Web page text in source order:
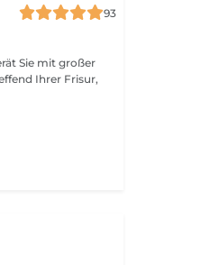
93
Sie mit großer
Ihrer Frisur,